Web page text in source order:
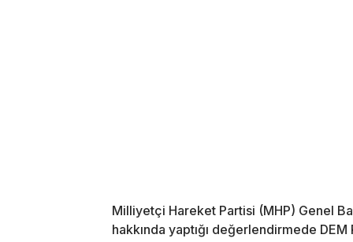
Milliyetçi Hareket Partisi (MHP) Genel
hakkında yaptığı değerlendirmede